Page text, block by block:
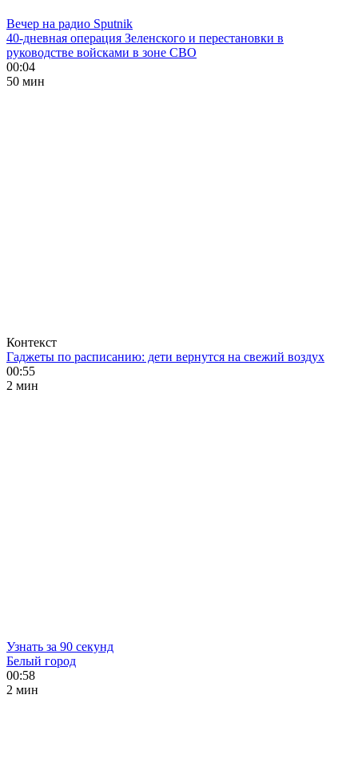
Вечер на радио Sputnik
40-дневная операция Зеленского и перестановки в
руководстве войсками в зоне СВО
00:04
50 мин
Контекст
Гаджеты по расписанию: дети вернутся на свежий воздух
00:55
2 мин
Узнать за 90 секунд
Белый город
00:58
2 мин